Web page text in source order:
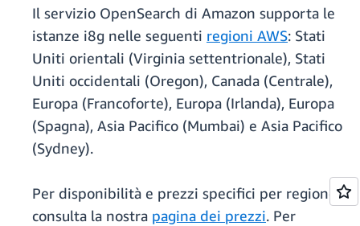
Il servizio OpenSearch di Amazon supporta le
istanze i8g nelle seguenti regioni AWS: Stati
Uniti orientali (Virginia settentrionale), Stati
Uniti occidentali (Oregon), Canada (Centrale),
Europa (Francoforte), Europa (Irlanda), Europa
(Spagna), Asia Pacifico (Mumbai) e Asia Pacifico
(Sydney).
Per disponibilità e prezzi specifici per regione,
consulta la nostra pagina dei prezzi. Per